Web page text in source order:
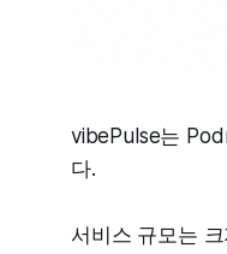
vibePulse는
다.
서비스 규모는